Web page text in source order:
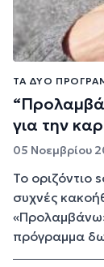
ΤΑ ΔΎΟ
για την
05 Νοεμβρίου
Το οριζόντιο
συχνές
πρόγραμμα